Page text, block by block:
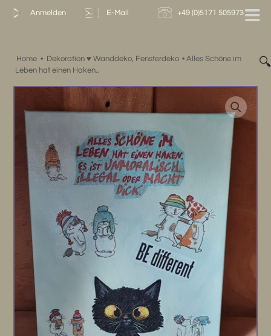
Zum
Anmelden E-Mail +49 (0)5171 505973
Home • Dekoration ♥ Wanddeko, Fensterdeko •Alles Schöne im
Leben hat einen Haken..
🔍